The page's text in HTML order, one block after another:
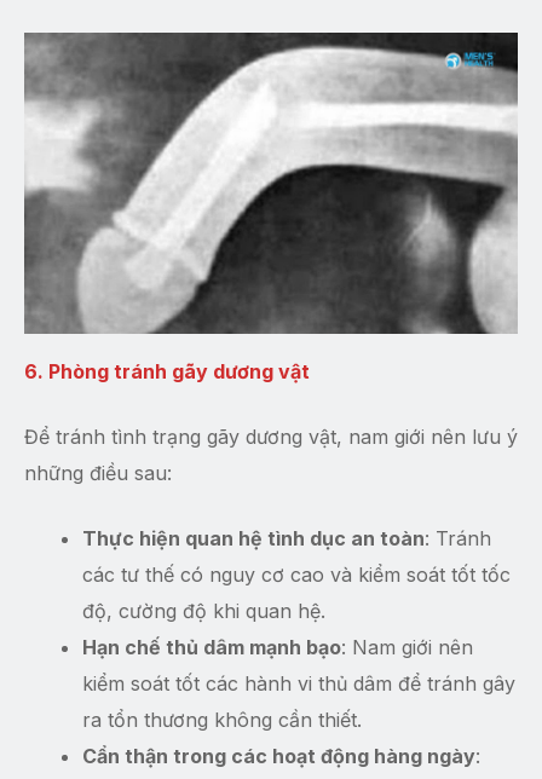
6. Phòng tránh gãy dương vật
Để tránh tình trạng gãy dương vật, nam giới nên lưu ý
những điều sau:
Thực hiện quan hệ tình dục an toàn: Tránh
các tư thế có nguy cơ cao và kiểm soát tốt tốc
độ, cường độ khi quan hệ.
Hạn chế thủ dâm mạnh bạo: Nam giới nên
kiểm soát tốt các hành vi thủ dâm để tránh gây
ra tổn thương không cần thiết.
Cẩn thận trong các hoạt động hàng ngày: